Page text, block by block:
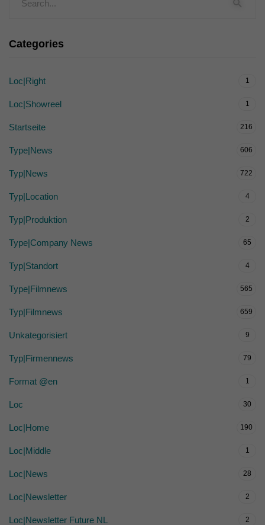
Categories
Loc|Right 1
Loc|Showreel 1
Startseite 216
Type|News 606
Typ|News 722
Typ|Location 4
Typ|Produktion 2
Type|Company News 65
Typ|Standort 4
Type|Filmnews 565
Typ|Filmnews 659
Unkategorisiert 9
Typ|Firmennews 79
Format @en 1
Loc 30
Loc|Home 190
Loc|Middle 1
Loc|News 28
Loc|Newsletter 2
Loc|Newsletter Future NL 2